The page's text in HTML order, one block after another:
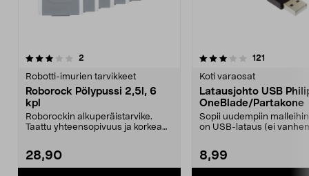
2
Robotti-imurien tarvikkeet
Roborock Pölypussi 2,5l, 6
kpl
Roborockin alkuperäistarvike.
Taattu yhteensopivuus ja korkea
28,90
3.5 viidestä
121
Koti varaosat
Latausjohto USB
OneBlade/Partakone
Sopii uudempiin
on USB-lataus (ei
8,99
4.5 viidestä